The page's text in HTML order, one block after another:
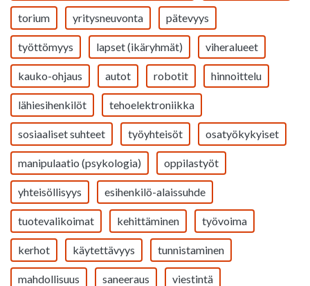
torium yritysneuvonta pätevyys
työttömyys lapset (ikäryhmät) viheralueet
kauko-ohjaus autot robotit hinnoittelu
lähiesihenkilöt tehoelektroniikka
sosiaaliset suhteet työyhteisöt osatyökykyiset
manipulaatio (psykologia) oppilastyöt
yhteisöllisyys esihenkilö-alaissuhde
tuotevalikoimat kehittäminen työvoima
kerhot käytettävyys tunnistaminen
mahdollisuus saneeraus viestintä